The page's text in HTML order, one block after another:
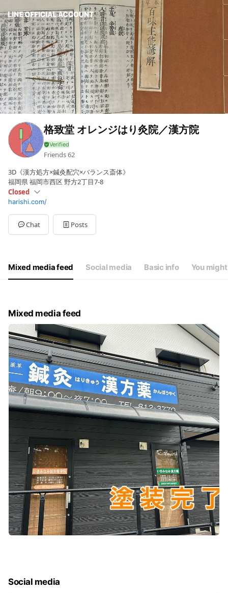
格致堂 オレンジはり灸院／漢方院
Friends62
3D《漢方処方×鍼灸配穴×バランス斎体》
福岡県 福岡市西区 野方2丁目7-8
Closed
SunClosed
Mon09:00 - 19:00
Tue09:00 - 19:00
Wed09:00 - 19:00
Sat
09:00 - 19:00
休み/日祝 年末年始・夏期休暇・学会などで臨時休暇あり
harishi.com/
Chat Posts
Mixed media feed Social media Basic info You
Mixed media feed
Social media